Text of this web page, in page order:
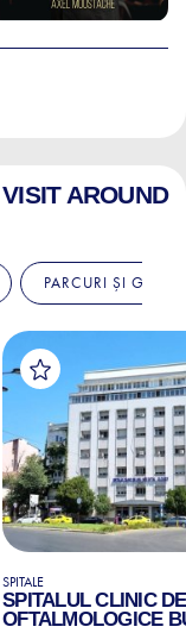
VISIT AROUND
PARCURI ȘI
SPITALE
SPITALUL CLINIC
OFTALMOLOGICE